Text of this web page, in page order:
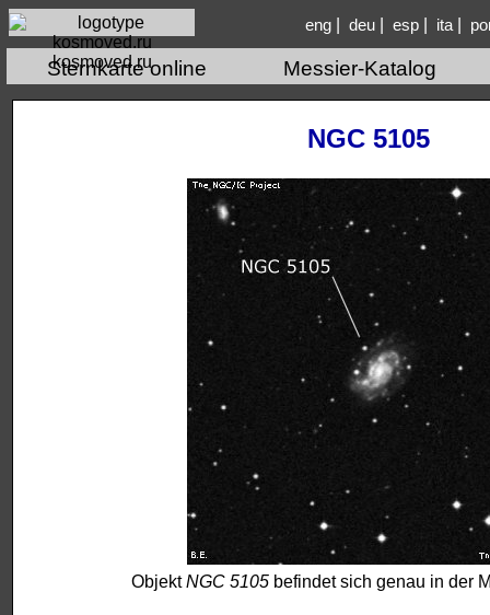
kosmoved.ru
eng| deu| esp| ita|
Sternkarte online Messier-Katalog
NGC 5105
ObjektNGC 5105 befindet sich genau in der